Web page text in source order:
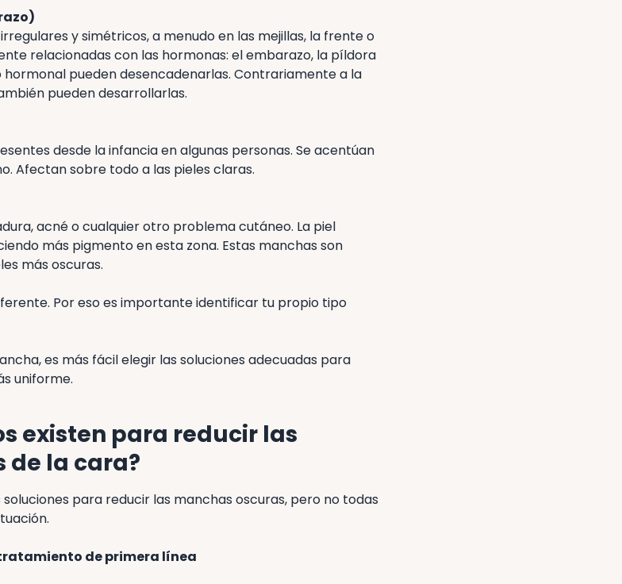
y simétricos, a menudo en las mejillas, la frente o
relacionadas con las hormonas: el embarazo, la píldora
pueden desencadenarlas. Contrariamente a la
pueden desarrollarlas.
desde la infancia en algunas personas. Se acentúan
Afectan sobre todo a las pieles claras.
acné o cualquier otro problema cutáneo. La piel
más pigmento en esta zona. Estas manchas son
más oscuras.
Por eso es importante identificar tu propio tipo
es más fácil elegir las soluciones adecuadas para
uniforme.
existen para reducir las
de la cara?
para reducir las manchas oscuras, pero no todas
de primera línea